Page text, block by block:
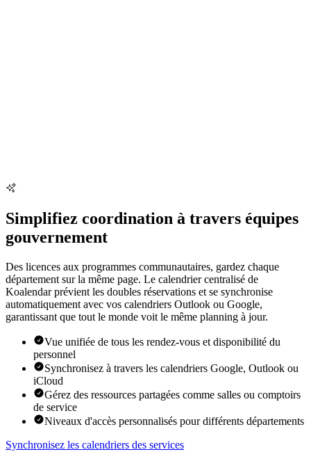
Simplifiez coordination à travers équipes
gouvernement
Des licences aux programmes communautaires, gardez chaque
département sur la même page. Le calendrier centralisé de
Koalendar prévient les doubles réservations et se synchronise
automatiquement avec vos calendriers Outlook ou Google,
garantissant que tout le monde voit le même planning à jour.
Vue unifiée de tous les rendez-vous et disponibilité du
personnel
Synchronisez à travers les calendriers Google, Outlook ou
iCloud
Gérez des ressources partagées comme salles ou comptoirs
de service
Niveaux d'accès personnalisés pour différents départements
Synchronisez les calendriers des services